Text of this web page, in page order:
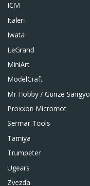
ICM
Italeri
Iwata
LeGrand
MiniArt
ModelCraft
Mr Hobby / Gunze Sangyo
Proxxon Micromot
Sermar Tools
Tamiya
Trumpeter
Ugears
Zvezda